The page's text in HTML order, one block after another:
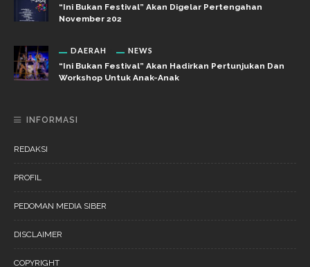
“Ini Bukan Festival” Akan Digelar Pertengahan
November 202
DAERAH NEWS
“Ini Bukan Festival” Akan Hadirkan Pertunjukan Dan
Workshop Untuk Anak-Anak
INFORMASI
REDAKSI
PROFIL
PEDOMAN MEDIA SIBER
DISCLAIMER
COPYRIGHT